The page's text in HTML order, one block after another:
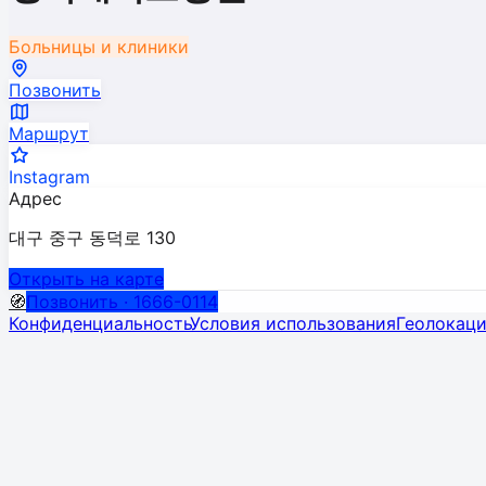
Больницы и клиники
Позвонить
Маршрут
Instagram
Адрес
대구 중구 동덕로 130
Открыть на карте
🧭Позвонить · 1666-0114
КонфиденциальностьУсловия использования